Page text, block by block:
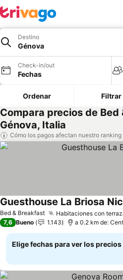
Destino
Génova
Check-in/out
Fechas
Ordenar Filtrar
Compara precios de Bed
Génova, Italia
Cómo los pagos afectan nuestro ranking
Bed & Breakfast Habitaciones con
Guesthouse La Briosa
7,6 Bueno 1.143 a 0.2 km de:
Elige fechas para ver los